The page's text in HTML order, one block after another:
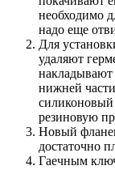
необходимо
надо еще
Для
удаляют
накладывают
нижней
силиконовый
резиновую
Новый
достаточно
Гаечным